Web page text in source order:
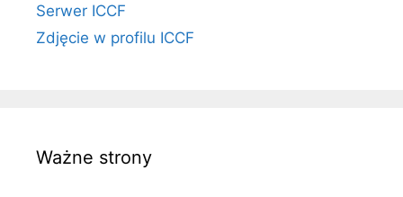
Serwer ICCF
Zdjęcie w profilu ICCF
Ważne strony